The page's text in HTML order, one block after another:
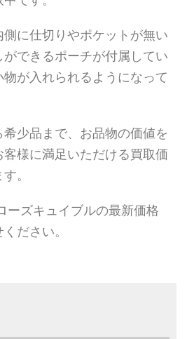
に仕切りやポケットが無い
できるポーチが付属してい
が入れられるようになって
少品まで、お品物の価値を
客様に満足いただける買取価
。
ーズキュイブルの最新価格
ださい。